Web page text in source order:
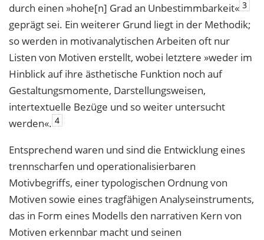
durch einen »hohe[n] Grad an Unbestimmbarkeit« 3
geprägt sei. Ein weiterer Grund liegt in der Methodik;
so werden in motivanalytischen Arbeiten oft nur
Listen von Motiven erstellt, wobei letztere »weder im
Hinblick auf ihre ästhetische Funktion noch auf
Gestaltungsmomente, Darstellungsweisen,
intertextuelle Bezüge und so weiter untersucht
werden«. 4
Entsprechend waren und sind die Entwicklung eines
trennscharfen und operationalisierbaren
Motivbegriffs, einer typologischen Ordnung von
Motiven sowie eines tragfähigen Analyseinstruments,
das in Form eines Modells den narrativen Kern von
Motiven erkennbar macht und seinen